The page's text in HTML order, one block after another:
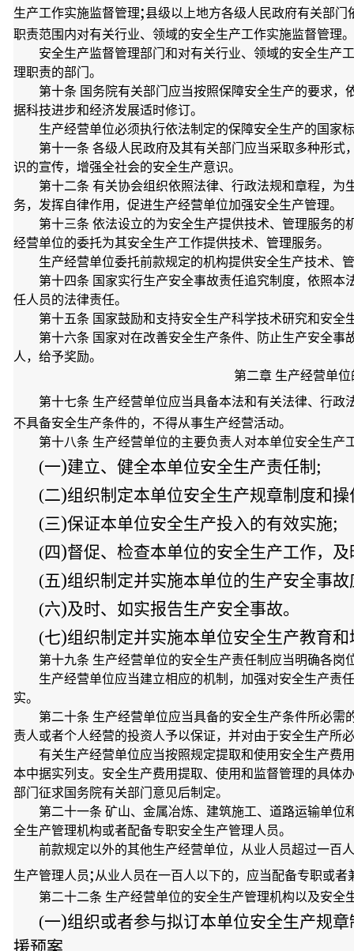
生产工作实施监督管理;县级以上地方各级人民政府有关部
职责范围内对有关行业、领域的安全生产工作实施监督管理。
安全生产监督管理部门和对有关行业、领域的安全生产
理职责的部门。
第十条 国务院有关部门应当按照保障安全生产的要求
据科技进步和经济发展适时修订。
生产经营单位必须执行依法制定的保障安全生产的国家
第十一条 各级人民政府及其有关部门应当采取多种形
识的宣传，增强全社会的安全生产意识。
第十二条 有关协会组织依照法律、行政法规和章程，
务，发挥自律作用，促进生产经营单位加强安全生产管理。
第十三条 依法设立的为安全生产提供技术、管理服务
经营单位的委托为其安全生产工作提供技术、管理服务。
生产经营单位委托前款规定的机构提供安全生产技术、
第十四条 国家实行生产安全事故责任追究制度，依照
任人员的法律责任。
第十五条 国家鼓励和支持安全生产科学技术研究和安
第十六条 国家对在改善安全生产条件、防止生产安全
人，给予奖励。
第二章 生产经营单
第十七条 生产经营单位应当具备本法和有关法律、行
不具备安全生产条件的，不得从事生产经营活动。
第十八条 生产经营单位的主要负责人对本单位安全生产
(一)建立、健全本单位安全生产责任制 ;
(二)组织制定本单位安全生产规章制度和操
(三)保证本单位安全生产投入的有效实施;
(四)督促、检查本单位的安全生产工作，
(五)组织制定并实施本单位的生产安全事
(六)及时、如实报告生产安全事故。
(七)组织制定并实施本单位安全生产教育
第十九条 生产经营单位的安全生产责任制应当明确各
生产经营单位应当建立相应的机制，加强对安全生产责
实。
第二十条 生产经营单位应当具备的安全生产条件所必
责人或者个人经营的投资人予以保证，并对由于安全生产所
有关生产经营单位应当按照规定提取和使用安全生产费
本中据实列支。安全生产费用提取、使用和监督管理的具体
部门征求国务院有关部门意见后制定。
第二十一条 矿山、金属冶炼、建筑施工、道路运输单
全生产管理机构或者配备专职安全生产管理人员。
前款规定以外的其他生产经营单位，从业人员超过一百
生产管理人员 ; 从业人员在一百人以下的，应当配备专职或者
第二十二条 生产经营单位的安全生产管理机构以及安全
(一)组织或者参与拟订本单位安全生产规
援预案